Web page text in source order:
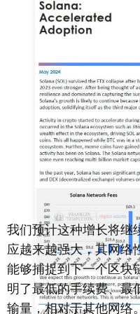
我们预计这种增长将继
应越来越强大，其网络
能够捕捉到下一个区块
明了最低的手续费、最
输量，相对于其他网络